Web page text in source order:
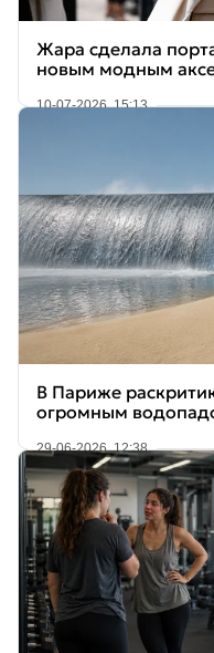
Жара сделала
новым модным
10-07-2026, 15:13
В Париже
огромным
29-06-2026, 12:38